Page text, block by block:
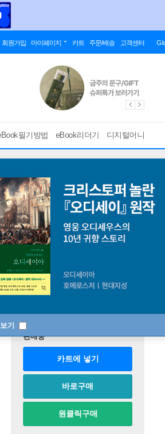
회원가입 마이페이지 카트 주문/배송 고객센터
필기방법 eBook리더기 디지털머니
기
판매중
카트에 넣기
바로구매
원클릭구매